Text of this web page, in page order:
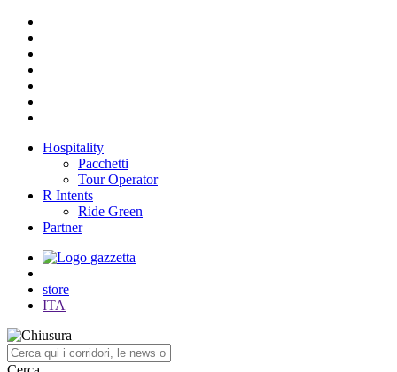
Hospitality
Pacchetti
Tour Operator
R Intents
Ride Green
Partner
store
ITA